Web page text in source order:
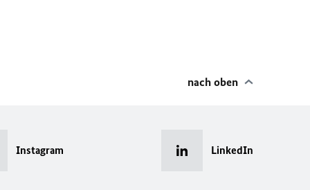
nach oben
Instagram LinkedIn